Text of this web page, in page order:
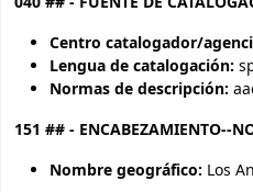
Centro catalogador/
Lengua de catalogación:
Normas de descripción:
151 ## - ENCABEZAMIENTO--
Nombre geográfico: Los